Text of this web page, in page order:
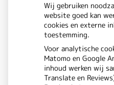
Betrouwbare
ziekte en
Wij gebruiken
website goed kan
cookies en externe
toestemming.
Voor analytische
Matomo en Google
inhoud werken wij
Translate en